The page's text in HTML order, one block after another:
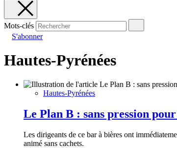
Mots-clés
S'abonner
Hautes-Pyrénées
Hautes-Pyrénées
Le Plan B : sans pression
Les dirigeants de ce bar à bières ont
animé sans cachets.